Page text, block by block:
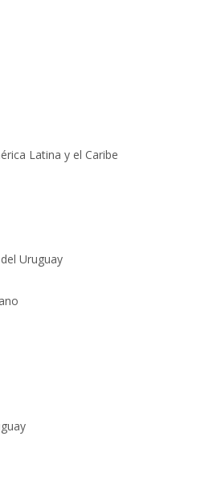
Latina y el Caribe
Uruguay